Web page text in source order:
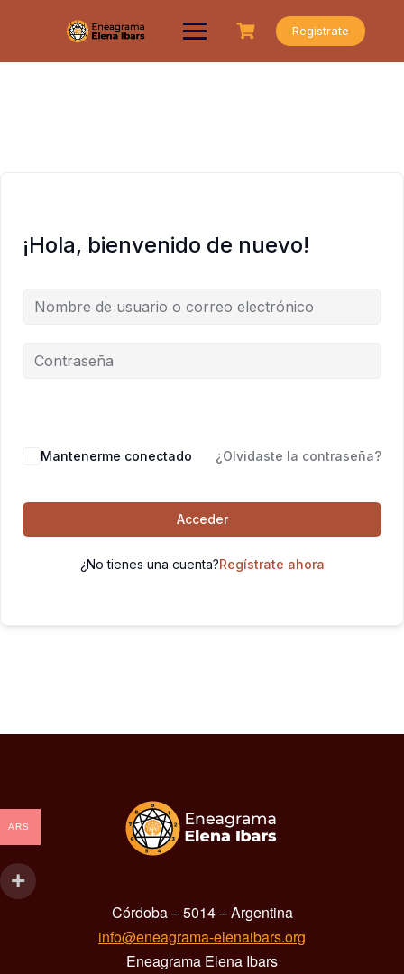
Registrate
¡Hola, bienvenido de nuevo!
Mantenerme conectado ¿Olvidaste la contraseña?
Acceder
¿No tienes una cuenta?Regístrate ahora
Córdoba – 5014 – Argentina
info@eneagrama-elenaibars.org
Eneagrama Elena Ibars
ARS